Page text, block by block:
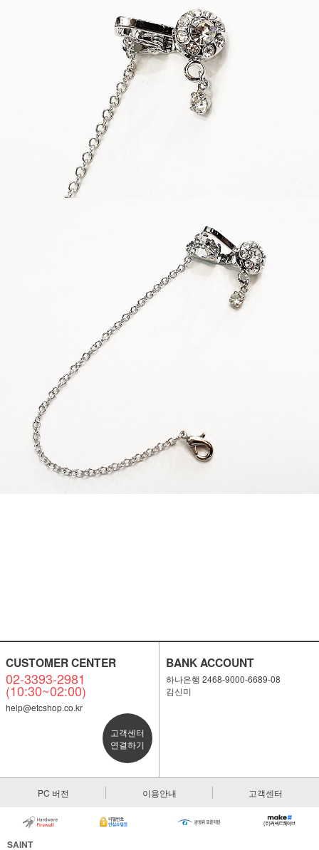
CUSTOMER CENTER
02-3393-2981
(10:30~02:00)
help@etcshop.co.kr
고객센터
연결하기
BANK ACCOUNT
하나은행 2468-9000-6689-08
김신미
PC 버전 이용안내 고객센터
SAINT